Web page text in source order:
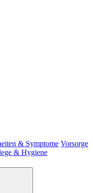
& Symptome Vorsorge
& Hygiene